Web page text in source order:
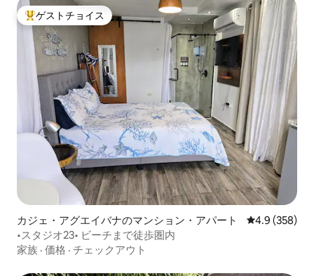
大好評のゲストチョイスです。
ゲストチョイス
カジェ・アグエイバナのマンション・アパート レビュー358
4.9 (358)
•スタジオ23• ビーチまで徒歩圏内
家族 · 価格 · チェックアウト